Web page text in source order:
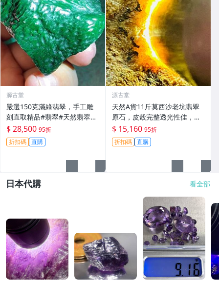
源古堂
嚴選150克滿綠翡翠，手工雕
刻直取精品#翡翠#天然翡翠#A
貨翡翠玉石
$ 28,500 95折
折扣碼 直購
源古堂
天然A貨11斤莫西沙老坑翡翠
原石，皮殼完整透光性佳，黃
霧美如冰裂，適合製作手鐲或
牌子。嚴選原石未動，保存完
好。冰感強，種水優良。翡翠
$ 15,160 95折
折扣碼 直購
日本代購 看全部